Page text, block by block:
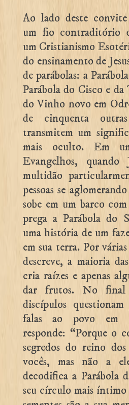
Ao lado deste
um fio contraditório
um Cristianismo
do ensinamento de
de parábolas: a
Parábola do Cisco e da
do Vinho novo em
de cinquenta
transmitem um
mais oculto. Em
Evangelhos, quando
multidão
pessoas se
sobe em um barco
prega a Parábola do
uma história de um
em sua terra. Por
descreve, a maioria
cria raízes e apenas
dar frutos. No final
discípulos
falas ao povo em
responde: “Porque o
segredos do reino
vocês, mas não a
decodifica a Parábola
seu círculo mais íntimo